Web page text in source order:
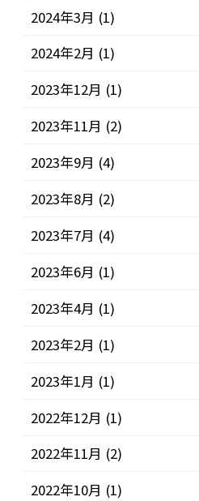
2024年3月 (1)
2024年2月 (1)
2023年12月 (1)
2023年11月 (2)
2023年9月 (4)
2023年8月 (2)
2023年7月 (4)
2023年6月 (1)
2023年4月 (1)
2023年2月 (1)
2023年1月 (1)
2022年12月 (1)
2022年11月 (2)
2022年10月 (1)